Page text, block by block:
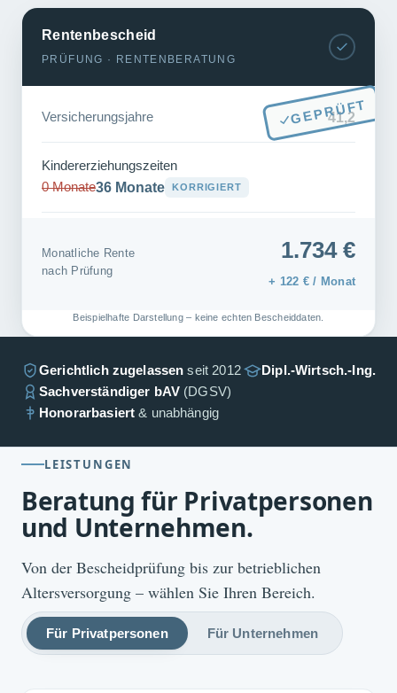
Rentenbescheid
PRÜFUNG · RENTENBERATUNG
Versicherungsjahre 41,2
Kindererziehungszeiten
0 Monate36 Monate KORRIGIERT
Monatliche Rente
nach Prüfung
1.734 €
+ 122 € / Monat
Beispielhafte Darstellung – keine echten Bescheiddaten.
GEPRÜFT
Gerichtlich zugelassen seit 2012
Dipl.-Wirtsch.-Ing.
Sachverständiger bAV (DGSV)
Honorarbasiert & unabhängig
LEISTUNGEN
Beratung für Privatpersonen
und Unternehmen.
Von der Bescheidprüfung bis zur betrieblichen
Altersversorgung – wählen Sie Ihren Bereich.
Für Privatpersonen Für Unternehmen